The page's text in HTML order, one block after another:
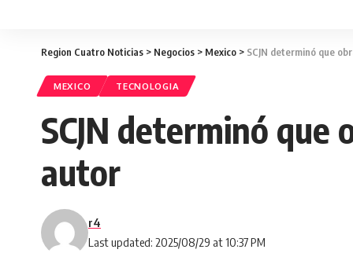
Region Cuatro Noticias > Negocios > Mexico > SCJN determinó que
MEXICO TECNOLOGIA
SCJN determinó que
autor
Last updated: 2025/08/29 at 10:37 PM
r4